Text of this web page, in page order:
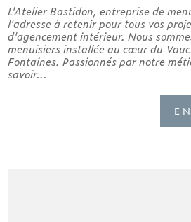
L'Atelier Bastidon, entreprise de
l'adresse à retenir pour tous vos
d'agencement intérieur. Nous
menuisiers installée au cœur du
Fontaines. Passionnés par notre
savoir...